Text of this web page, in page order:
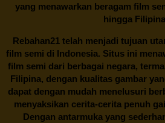
yang menawarkan beragam film
hingga
Rebahan21telah menjadi tujuan
film semi di Indonesia. Situs ini
film semi dari berbagai negara,
Filipina, dengan kualitas gambar
dapat dengan mudah menelusuri
menyaksikan cerita-cerita penuh
Dengan antarmuka yang